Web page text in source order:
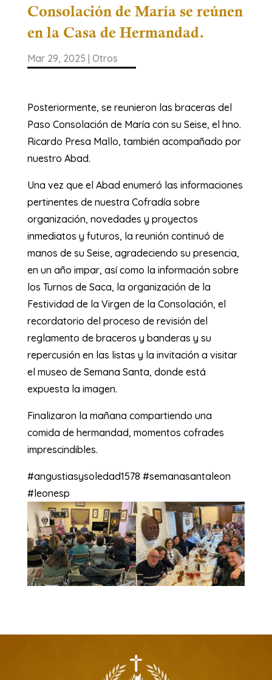
Consolación de María se reúnen
en la Casa de Hermandad.
Mar 29, 2025 Otros
Posteriormente, se reunieron las braceras del
Paso Consolación de María con su Seise, el hno.
Ricardo Presa Mallo, también acompañado por
nuestro Abad.
Una vez que el Abad enumeró las informaciones
pertinentes de nuestra Cofradía sobre
organización, novedades y proyectos
inmediatos y futuros, la reunión continuó de
manos de su Seise, agradeciendo su presencia,
en un año impar, así como la información sobre
los Turnos de Saca, la organización de la
Festividad de la Virgen de la Consolación, el
recordatorio del proceso de revisión del
reglamento de braceros y banderas y su
repercusión en las listas y la invitación a visitar
el museo de Semana Santa, donde está
expuesta la imagen.
Finalizaron la mañana compartiendo una
comida de hermandad, momentos cofrades
imprescindibles.
#angustiasysoledad1578 #semanasantaleon
#leonesp